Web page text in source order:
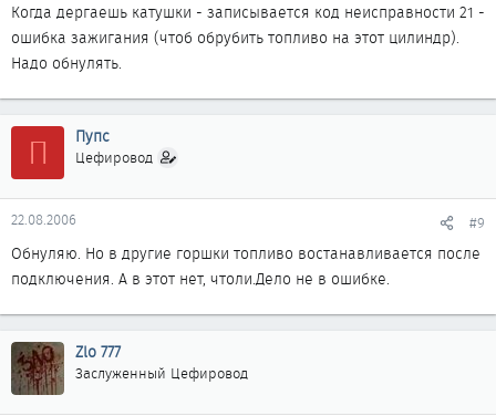
Когда дергаешь катушки - записывается код неисправности 21 -
ошибка зажигания (чтоб обрубить топливо на этот цилиндр).
Надо обнулять.
П Пупс
Цефировод
22.08.2006 #9
Обнуляю. Но в другие горшки топливо востанавливается после
подключения. А в этот нет, чтоли.Дело не в ошибке.
Zlo 777
Заслуженный Цефировод